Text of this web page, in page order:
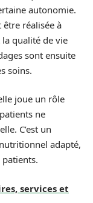
autonomie.
être réalisée à
qualité de vie
sont ensuite
soins.
joue un rôle
ne
C’est un
adapté,
services et